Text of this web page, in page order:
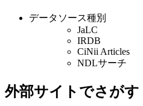
データソース種別
JaLC
IRDB
CiNii Articles
NDLサーチ
外部サイトでさがす